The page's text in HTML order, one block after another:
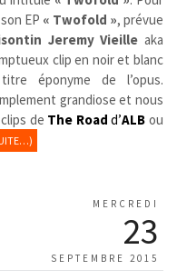
EP « Twofold », prévue
Jeremy Vieille aka
clip en noir et blanc
éponyme de l’opus.
grandiose et nous
de The Roadd’ALB ou
MERCREDI
23
SEPTEMBRE 2015